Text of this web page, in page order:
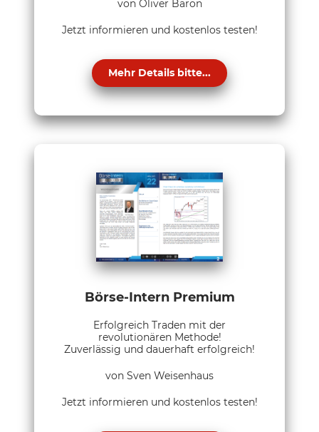
von Oliver Baron
Jetzt informieren und kostenlos testen!
Mehr Details bitte...
Börse-Intern Premium
Erfolgreich Traden mit der
revolutionären Methode!
Zuverlässig und dauerhaft erfolgreich!
von Sven Weisenhaus
Jetzt informieren und kostenlos testen!